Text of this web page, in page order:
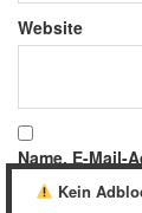
Website
Name, E-Mail-
meinen
Kein